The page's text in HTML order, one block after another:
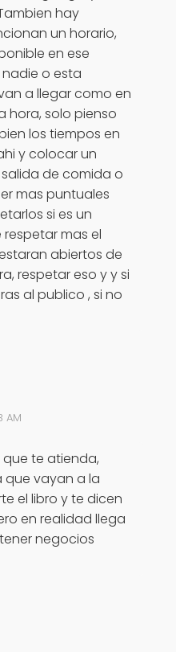
hay
un horario,
en ese
o esta
a llegar como en
hora, solo pienso
los tiempos en
y colocar un
de comida o
mas puntuales
si es un
mas el
abiertos de
respetar eso y y si
al publico , si no
AM
te atienda,
que vayan a la
el libro y te dicen
en realidad llega
negocios